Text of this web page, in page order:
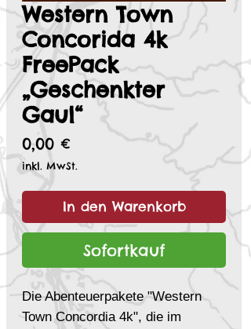
Western Town
Concorida 4k
FreePack
„Geschenkter
Gaul“
0,00 €
inkl. MwSt.
In den Warenkorb
Sofortkauf
Die Abenteuerpakete "Western
Town Concordia 4k", die im